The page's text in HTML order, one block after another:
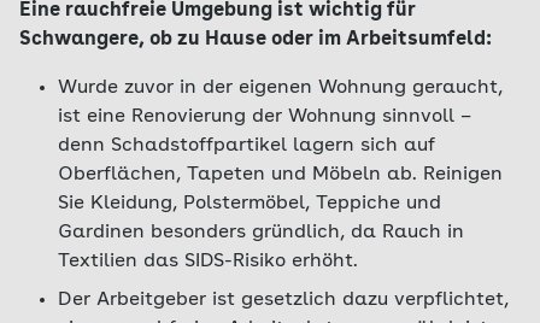
Eine rauchfreie Umgebung ist wichtig für
Schwangere, ob zu Hause oder im Arbeitsumfeld:
Wurde zuvor in der eigenen Wohnung geraucht,
ist eine Renovierung der Wohnung sinnvoll –
denn Schadstoffpartikel lagern sich auf
Oberflächen, Tapeten und Möbeln ab. Reinigen
Sie Kleidung, Polstermöbel, Teppiche und
Gardinen besonders gründlich, da Rauch in
Textilien das SIDS-Risiko erhöht.
Der Arbeitgeber ist gesetzlich dazu verpflichtet,